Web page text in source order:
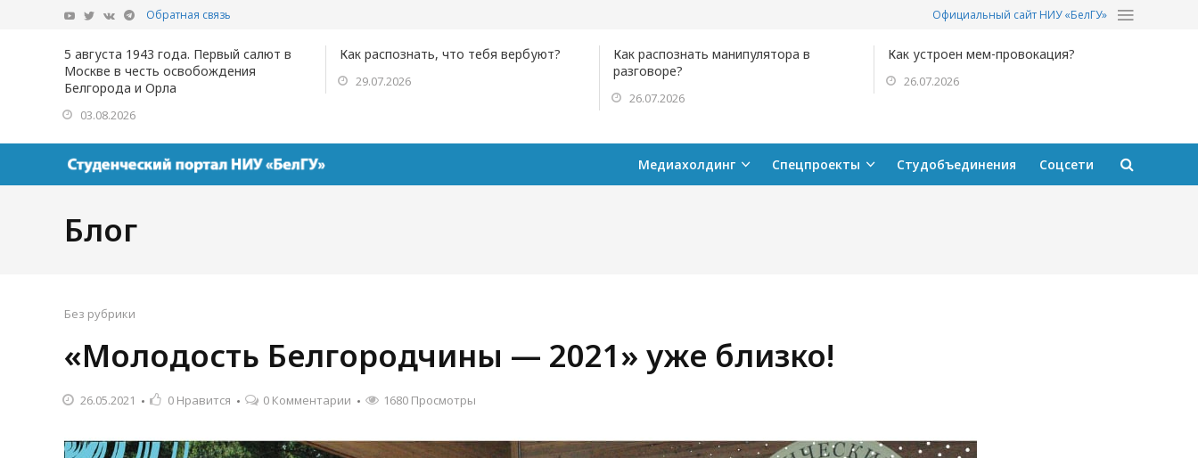
Обратная связь Официальный сайт НИУ «БелГУ»
5 августа 1943 года. Первый салют в
Москве в честь освобождения
Белгорода и Орла
03.08.2026
Как распознать, что тебя вербуют?
29.07.2026
Как распознать манипулятора в
разговоре?
26.07.2026
Как устроен мем-провокация?
26.07.2026
Медиахолдинг Спецпроекты Студобъединения Соцсети
Блог
Без рубрики
«Молодость Белгородчины — 2021» уже близко!
26.05.2021 0 Нравится 0 Комментарии 1680 Просмотры